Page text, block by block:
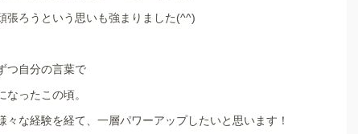
張ろうという思いも強まりました(^^)
つ自分の言葉で
ったこの頃。
な経験を経て、一層パワーアップしたいと思います！